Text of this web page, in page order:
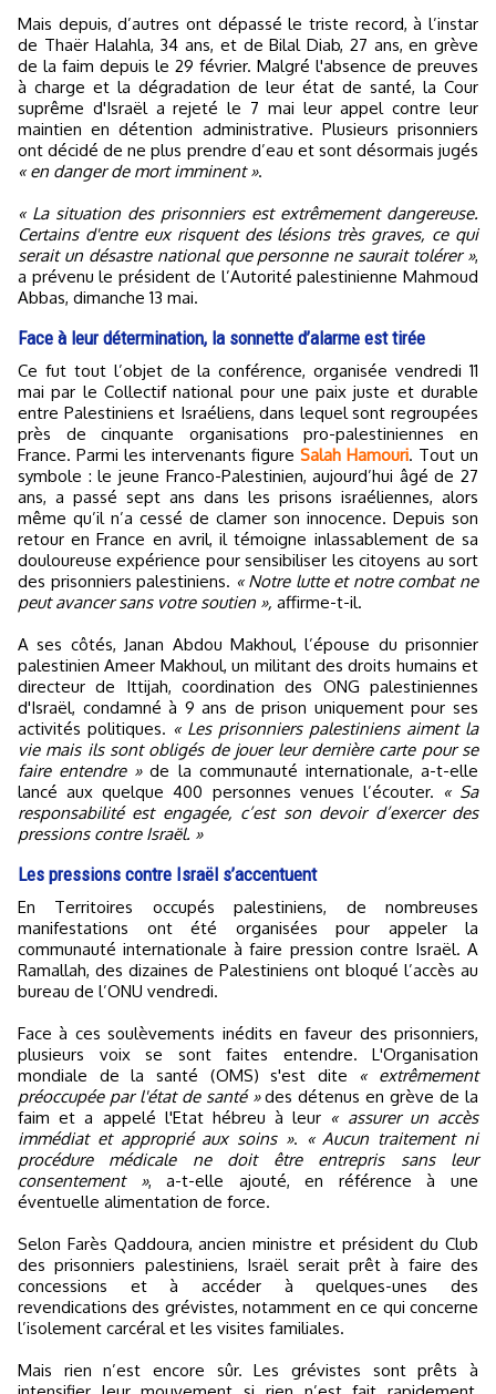
Mais depuis, d’autres ont dépassé le triste record, à l’instar
de Thaër Halahla, 34 ans, et de Bilal Diab, 27 ans, en grève
de la faim depuis le 29 février. Malgré l'absence de preuves
à charge et la dégradation de leur état de santé, la Cour
suprême d'Israël a rejeté le 7 mai leur appel contre leur
maintien en détention administrative. Plusieurs prisonniers
ont décidé de ne plus prendre d’eau et sont désormais jugés
« en danger de mort imminent ».
« La situation des prisonniers est extrêmement dangereuse.
Certains d'entre eux risquent des lésions très graves, ce qui
serait un désastre national que personne ne saurait tolérer »,
a prévenu le président de l’Autorité palestinienne Mahmoud
Abbas, dimanche 13 mai.
Face à leur détermination, la sonnette d’alarme est tirée
Ce fut tout l’objet de la conférence, organisée vendredi 11
mai par le Collectif national pour une paix juste et durable
entre Palestiniens et Israéliens, dans lequel sont regroupées
près de cinquante organisations pro-palestiniennes en
France. Parmi les intervenants figure Salah Hamouri. Tout un
symbole : le jeune Franco-Palestinien, aujourd’hui âgé de 27
ans, a passé sept ans dans les prisons israéliennes, alors
même qu’il n’a cessé de clamer son innocence. Depuis son
retour en France en avril, il témoigne inlassablement de sa
douloureuse expérience pour sensibiliser les citoyens au sort
des prisonniers palestiniens. « Notre lutte et notre combat ne
peut avancer sans votre soutien », affirme-t-il.
A ses côtés, Janan Abdou Makhoul, l’épouse du prisonnier
palestinien Ameer Makhoul, un militant des droits humains et
directeur de Ittijah, coordination des ONG palestiniennes
d'Israël, condamné à 9 ans de prison uniquement pour ses
activités politiques. « Les prisonniers palestiniens aiment la
vie mais ils sont obligés de jouer leur dernière carte pour se
faire entendre »de la communauté internationale, a-t-elle
lancé aux quelque 400 personnes venues l’écouter. « Sa
responsabilité est engagée, c’est son devoir d’exercer des
pressions contre Israël. »
Les pressions contre Israël s’accentuent
En Territoires occupés palestiniens, de nombreuses
manifestations ont été organisées pour appeler la
communauté internationale à faire pression contre Israël. A
Ramallah, des dizaines de Palestiniens ont bloqué l’accès au
bureau de l’ONU vendredi.
Face à ces soulèvements inédits en faveur des prisonniers,
plusieurs voix se sont faites entendre. L'Organisation
mondiale de la santé (OMS) s'est dite « extrêmement
préoccupée par l'état de santé »des détenus en grève de la
faim et a appelé l'Etat hébreu à leur « assurer un accès
immédiat et approprié aux soins ». « Aucun traitement ni
procédure médicale ne doit être entrepris sans leur
consentement », a-t-elle ajouté, en référence à une
éventuelle alimentation de force.
Selon Farès Qaddoura, ancien ministre et président du Club
des prisonniers palestiniens, Israël serait prêt à faire des
concessions et à accéder à quelques-unes des
revendications des grévistes, notamment en ce qui concerne
l’isolement carcéral et les visites familiales.
Mais rien n’est encore sûr. Les grévistes sont prêts à